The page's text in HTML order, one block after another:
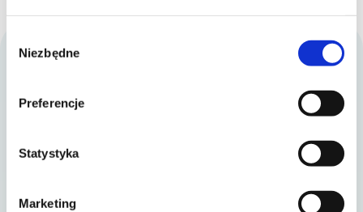
zgody
Niezbędne
Preferencje
Statystyka
Marketing
DZIĘKUJEMY ZA 14 EDYCJĘ!
Bieg Firmowy
Polityka prywatności